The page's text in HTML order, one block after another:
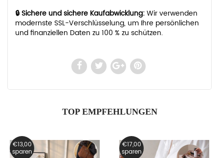
🔒 Sichere und sichere Kaufabwicklung:Wir verwenden
modernste SSL-Verschlüsselung, um Ihre persönlichen
und finanziellen Daten zu 100 % zu schützen.
TOP EMPFEHLUNGEN
€13,00
sparen
€17,00
sparen